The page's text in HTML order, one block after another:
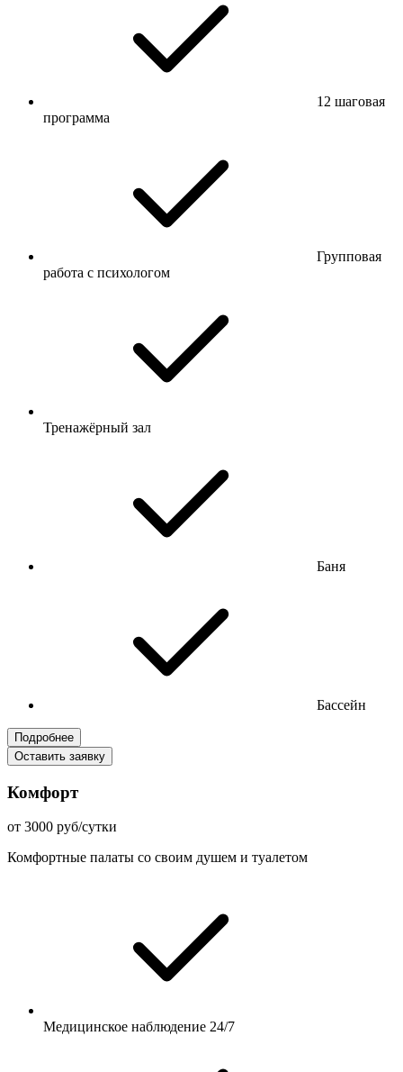
12 шаговая
программа
Групповая
работа с психологом
Тренажёрный зал
Баня
Бассейн
Подробнее
Оставить заявку
Комфорт
от 3000 руб/сутки
Комфортные палаты со своим душем и туалетом
Медицинское наблюдение 24/7